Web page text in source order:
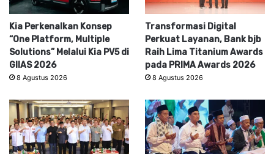
Kia Perkenalkan Konsep
“One Platform, Multiple
Solutions” Melalui Kia PV5 di
GIIAS 2026
8 Agustus 2026
Transformasi Digital
Perkuat Layanan, Bank bjb
Raih Lima Titanium Awards
pada PRIMA Awards 2026
8 Agustus 2026